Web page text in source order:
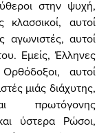
κλασσικοί, αυτοί
αγωνιστές, αυτοί
Εμείς, Έλληνες
αυτοί
μιάς διάχυτης,
πρωτόγονης
ύστερα Ρώσοι,